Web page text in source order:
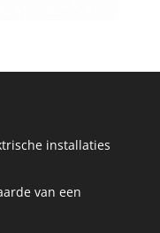
installaties
van een